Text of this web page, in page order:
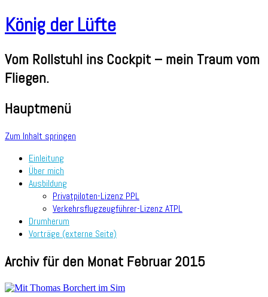
König der Lüfte
Vom Rollstuhl ins Cockpit – mein Traum vom
Fliegen.
Hauptmenü
Zum Inhalt springen
Einleitung
Über mich
Ausbildung
Privatpiloten-Lizenz PPL
Verkehrsflugzeugführer-Lizenz ATPL
Drumherum
Vorträge (externe Seite)
Archiv für den Monat Februar 2015